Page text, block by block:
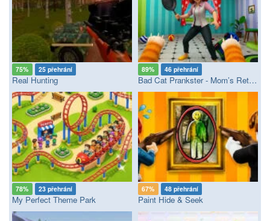
75% 25 přehrání
Real Hunting
89% 46 přehrání
Bad Cat Prankster - Mom’s Return
78% 23 přehrání
My Perfect Theme Park
67% 48 přehrání
Paint Hide & Seek